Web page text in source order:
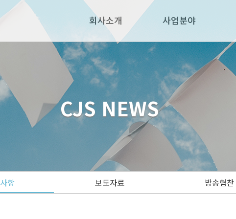
회사소개 사업분야
CJS NEWS
항 보도자료 방송협찬